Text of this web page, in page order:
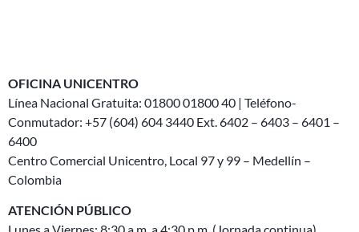
OFICINA UNICENTRO
Línea Nacional Gratuita: 01800 01800 40 | Teléfono-
Conmutador: +57 (604) 604 3440 Ext. 6402 – 6403 – 6401 –
6400
Centro Comercial Unicentro, Local 97 y 99 – Medellín –
Colombia
ATENCIÓN PÚBLICO